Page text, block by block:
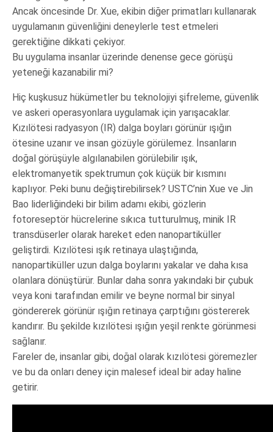
Ancak öncesinde Dr. Xue, ekibin diğer primatları kullanarak
uygulamanın güvenliğini deneylerle test etmeleri
gerektiğine dikkati çekiyor.
Bu uygulama insanlar üzerinde denense gece görüşü
yeteneği kazanabilir mi?
Hiç kuşkusuz hükümetler bu teknolojiyi şifreleme, güvenlik
ve askeri operasyonlara uygulamak için yarışacaklar.
Kızılötesi radyasyon (IR) dalga boyları görünür ışığın
ötesine uzanır ve insan gözüyle görülemez. İnsanların
doğal görüşüyle algılanabilen görülebilir ışık,
elektromanyetik spektrumun çok küçük bir kısmını
kaplıyor. Peki bunu değiştirebilirsek? USTC’nin Xue ve Jin
Bao liderliğindeki bir bilim adamı ekibi, gözlerin
fotoreseptör hücrelerine sıkıca tutturulmuş, minik IR
transdüserler olarak hareket eden nanopartiküller
geliştirdi. Kızılötesi ışık retinaya ulaştığında,
nanopartiküller uzun dalga boylarını yakalar ve daha kısa
olanlara dönüştürür. Bunlar daha sonra yakındaki bir çubuk
veya koni tarafından emilir ve beyne normal bir sinyal
göndererek görünür ışığın retinaya çarptığını göstererek
kandırır. Bu şekilde kızılötesi ışığın yeşil renkte görünmesi
sağlanır.
Fareler de, insanlar gibi, doğal olarak kızılötesi göremezler
ve bu da onları deney için malesef ideal bir aday haline
getirir.